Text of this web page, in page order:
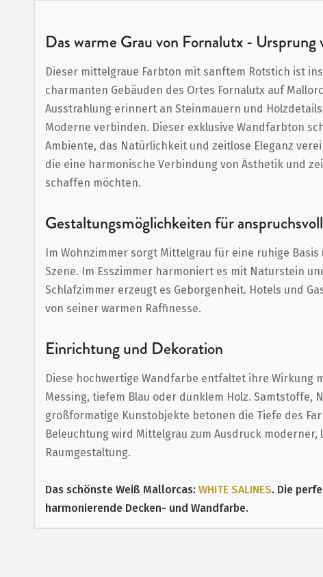
der
springen
Das warme Grau von Fornalutx -
Dieser mittelgraue Farbton mit sanftem Rotstich ist
charmanten Gebäuden des Ortes Fornalutx auf
Ausstrahlung erinnert an Steinmauern und
Moderne verbinden. Dieser exklusive Wandfarbton
Ambiente, das Natürlichkeit und zeitlose Eleganz
die eine harmonische Verbindung von Ästhetik und
schaffen möchten.
Gestaltungsmöglichkeiten für
Im Wohnzimmer sorgt Mittelgrau für eine ruhige
Szene. Im Esszimmer harmoniert es mit Naturstein
Schlafzimmer erzeugt es Geborgenheit. Hotels und
von seiner warmen Raffinesse.
Einrichtung und Dekoration
Diese hochwertige Wandfarbe entfaltet ihre Wirkung
Messing, tiefem Blau oder dunklem Holz. Samtstoffe,
großformatige Kunstobjekte betonen die Tiefe des
Beleuchtung wird Mittelgrau zum Ausdruck moderner,
Raumgestaltung.
Das schönste Weiß Mallorcas: WHITE SALINES. Die
harmonierende Decken- und Wandfarbe.